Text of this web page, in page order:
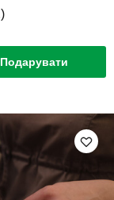
Подарувати